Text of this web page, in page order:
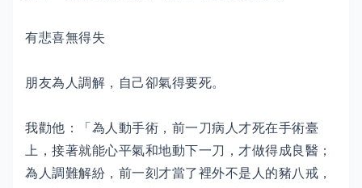
有悲喜無得失
朋友為人調解，自己卻氣得要死。
我勸他：「為人動手術，前一刀病人才死在手術臺
上，接著就能心平氣和地動下一刀，才做得成良醫；
為人調難解紛，前一刻才當了裡外不是人的豬八戒，